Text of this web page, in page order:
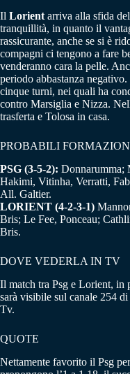
Il Lorient arriva alla sfida
tranquillità, in quanto il
rassicurante, anche se si è
compagni ci tengono a fare
venderanno cara la pelle.
periodo abbastanza
cinque turni, nei quali ha
contro Marsiglia e Nizza.
trasferta e Tolosa in casa.
PROBABILI
PSG (3-5-2): Donnarumma;
Hakimi, Vitinha, Verratti,
All. Galtier.
LORIENT (4-2-3-1)
Bris; Le Fee, Ponceau;
Bris.
DOVE VEDERLA IN TV
Il match tra Psg e Lorient, in
sarà visibile sul canale 254
Tv.
QUOTE
Nettamente favorito il Psg